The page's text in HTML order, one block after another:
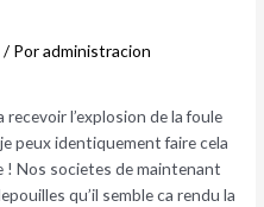
/ Poradministracion
recevoir l’explosion de la foule
peux identiquement faire cela
! Nos societes de maintenant
qu’il semble ca rendu la